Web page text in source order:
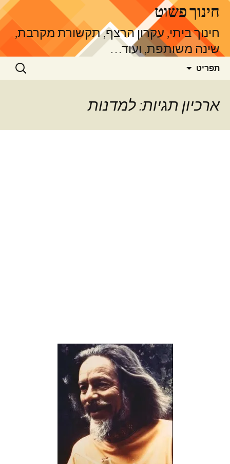
לדלג
לתוכןחינוך פשוט
חינוך ביתי, עקרון הרצף, תקשורת מקרבת,
שינה משותפת, ועוד…
תפריט חיפוש:
ארכיון תגיות: למדנות